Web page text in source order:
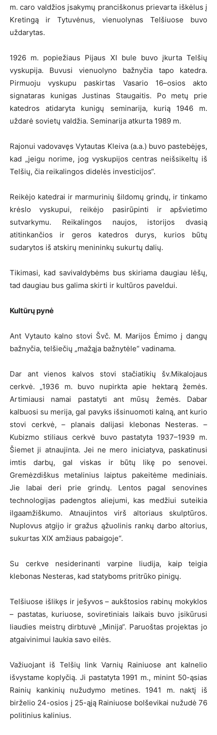
m. caro valdžios įsakymų pranciškonus prievarta iškėlus į
Kretingą ir Tytuvėnus, vienuolynas Telšiuose buvo
uždarytas.
1926 m. popiežiaus Pijaus XI bule buvo įkurta Telšių
vyskupija. Buvusi vienuolyno bažnyčia tapo katedra.
Pirmuoju vyskupu paskirtas Vasario 16–osios akto
signataras kunigas Justinas Staugaitis. Po metų prie
katedros atidaryta kunigų seminarija, kurią 1946 m.
uždarė sovietų valdžia. Seminarija atkurta 1989 m.
Rajonui vadovavęs Vytautas Kleiva (a.a.) buvo pastebėjęs,
kad „jeigu norime, jog vyskupijos centras neišsikeltų iš
Telšių, čia reikalingos didelės investicijos“.
Reikėjo katedrai ir marmurinių šildomų grindų, ir tinkamo
krėslo vyskupui, reikėjo pasirūpinti ir apšvietimo
sutvarkymu. Reikalingos naujos, istorijos dvasią
atitinkančios ir geros katedros durys, kurios būtų
sudarytos iš atskirų menininkų sukurtų dalių.
Tikimasi, kad savivaldybėms bus skiriama daugiau lėšų,
tad daugiau bus galima skirti ir kultūros paveldui.
Kultūrų pynė
Ant Vytauto kalno stovi Švč. M. Marijos Ėmimo į dangų
bažnyčia, telšiečių „mažąja bažnytėle“ vadinama.
Dar ant vienos kalvos stovi stačiatikių šv.Mikalojaus
cerkvė. „1936 m. buvo nupirkta apie hektarą žemės.
Artimiausi namai pastatyti ant mūsų žemės. Dabar
kalbuosi su merija, gal pavyks išsinuomoti kalną, ant kurio
stovi cerkvė, – planais dalijasi klebonas Nesteras. –
Kubizmo stiliaus cerkvė buvo pastatyta 1937–1939 m.
Šiemet ji atnaujinta. Jei ne mero iniciatyva, paskatinusi
imtis darbų, gal viskas ir būtų likę po senovei.
Gremėzdiškus metalinius laiptus pakeitėme mediniais.
Jie labai deri prie grindų. Lentos pagal senovines
technologijas padengtos aliejumi, kas medžiui suteikia
ilgaamžiškumo. Atnaujintos virš altoriaus skulptūros.
Nuplovus atgijo ir gražus ąžuolinis rankų darbo altorius,
sukurtas XIX amžiaus pabaigoje“.
Su cerkve nesiderinanti varpine liudija, kaip teigia
klebonas Nesteras, kad statyboms pritrūko pinigų.
Telšiuose išlikęs ir ješyvos – aukštosios rabinų mokyklos
– pastatas, kuriuose, soviretiniais laikais buvo įsikūrusi
liaudies meistrų dirbtuvė „Minija“. Paruoštas projektas jo
atgaivinimui laukia savo eilės.
Važiuojant iš Telšių link Varnių Rainiuose ant kalnelio
išvystame koplyčią. Ji pastatyta 1991 m., minint 50-ąsias
Rainių kankinių nužudymo metines. 1941 m. naktį iš
birželio 24-osios į 25-ąją Rainiuose bolševikai nužudė 76
politinius kalinius.